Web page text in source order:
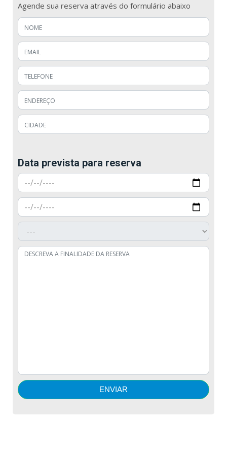
Agende sua reserva através do formulário abaixo
Data prevista para reserva